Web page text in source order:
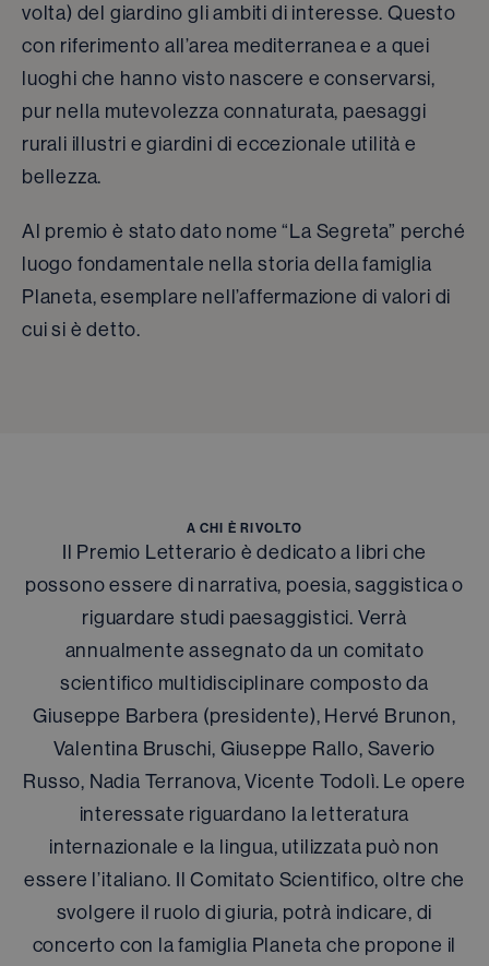
volta) del giardino gli ambiti di interesse. Questo
con riferimento all’area mediterranea e a quei
luoghi che hanno visto nascere e conservarsi,
pur nella mutevolezza connaturata, paesaggi
rurali illustri e giardini di eccezionale utilità e
bellezza.
Al premio è stato dato nome “La Segreta” perché
luogo fondamentale nella storia della famiglia
Planeta, esemplare nell’affermazione di valori di
cui si è detto.
A CHI È RIVOLTO
Il Premio Letterario è dedicato a libri che
possono essere di narrativa, poesia, saggistica o
riguardare studi paesaggistici. Verrà
annualmente assegnato da un comitato
scientifico multidisciplinare composto da
Giuseppe Barbera (presidente), Hervé Brunon,
Valentina Bruschi, Giuseppe Rallo, Saverio
Russo, Nadia Terranova, Vicente Todolì. Le opere
interessate riguardano la letteratura
internazionale e la lingua, utilizzata può non
essere l’italiano. Il Comitato Scientifico, oltre che
svolgere il ruolo di giuria, potrà indicare, di
concerto con la famiglia Planeta che propone il